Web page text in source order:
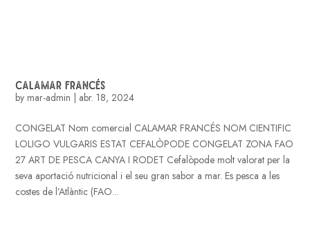
CALAMAR FRANCÉS
bymar-admin abr. 18, 2024
CONGELAT Nom comercial CALAMAR FRANCÉS NOM CIENTIFIC
LOLIGO VULGARIS ESTAT CEFALÒPODE CONGELAT ZONA FAO
27 ART DE PESCA CANYA I RODET Cefalòpode molt valorat per la
seva aportació nutricional i el seu gran sabor a mar. Es pesca a les
costes de l’Atlàntic (FAO...